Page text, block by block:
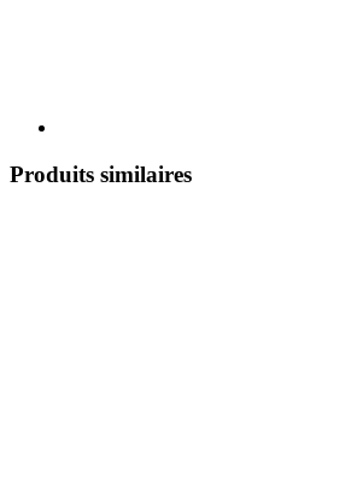
Produits similaires